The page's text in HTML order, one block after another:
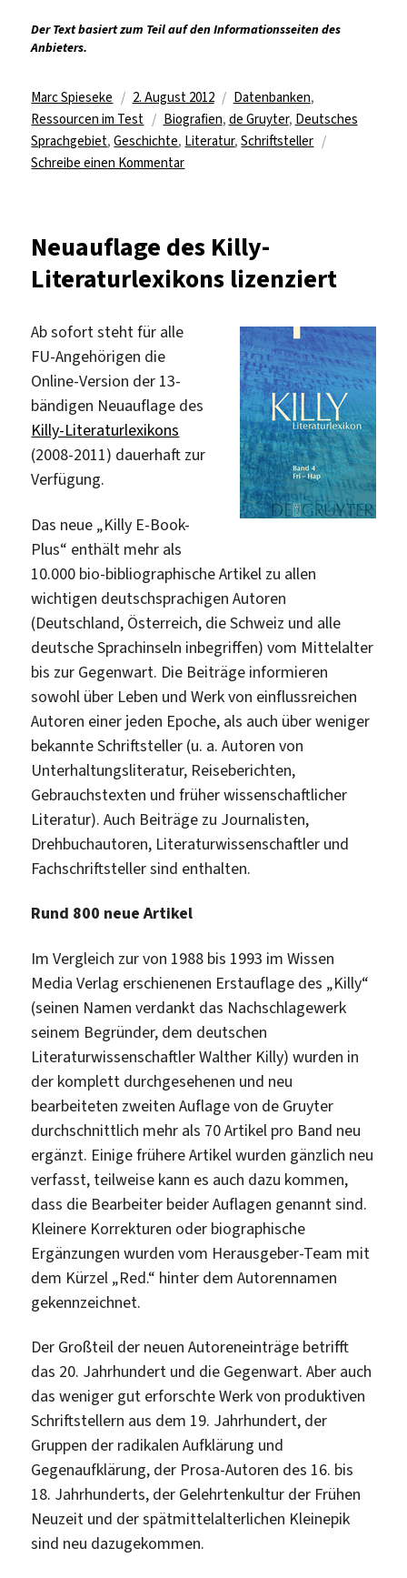
Der Text basiert zum Teil auf den Informationsseiten des
Anbieters.
Autor
Marc Spieseke
Veröffentlicht
am
2. August 2012 Kategorien
Datenbanken,
Ressourcen im Test
Schlagwörter
Biografien, de Gruyter, Deutsches
Sprachgebiet,Geschichte, Literatur,Schriftsteller
Schreibe einen Kommentarzu
Test
Neuauflage des Killy-
Literaturlexikons lizenziert
Ab sofort steht für alle
FU-Angehörigen die
Online-Version der 13-
bändigen Neuauflage des
Killy-Literaturlexikons
(2008-2011) dauerhaft zur
Verfügung.
Das neue „Killy E-Book-
Plus“ enthält mehr als
10.000 bio-bibliographische Artikel zu allen
wichtigen deutschsprachigen Autoren
(Deutschland, Österreich, die Schweiz und alle
deutsche Sprachinseln inbegriffen) vom Mittelalter
bis zur Gegenwart. Die Beiträge informieren
sowohl über Leben und Werk von einflussreichen
Autoren einer jeden Epoche, als auch über weniger
bekannte Schriftsteller (u. a. Autoren von
Unterhaltungsliteratur, Reiseberichten,
Gebrauchstexten und früher wissenschaftlicher
Literatur). Auch Beiträge zu Journalisten,
Drehbuchautoren, Literaturwissenschaftler und
Fachschriftsteller sind enthalten.
Rund 800 neue Artikel
Im Vergleich zur von 1988 bis 1993 im Wissen
Media Verlag erschienenen Erstauflage des „Killy“
(seinen Namen verdankt das Nachschlagewerk
seinem Begründer, dem deutschen
Literaturwissenschaftler Walther Killy) wurden in
der komplett durchgesehenen und neu
bearbeiteten zweiten Auflage von de Gruyter
durchschnittlich mehr als 70 Artikel pro Band neu
ergänzt. Einige frühere Artikel wurden gänzlich neu
verfasst, teilweise kann es auch dazu kommen,
dass die Bearbeiter beider Auflagen genannt sind.
Kleinere Korrekturen oder biographische
Ergänzungen wurden vom Herausgeber-Team mit
dem Kürzel „Red.“ hinter dem Autorennamen
gekennzeichnet.
Der Großteil der neuen Autoreneinträge betrifft
das 20. Jahrhundert und die Gegenwart. Aber auch
das weniger gut erforschte Werk von produktiven
Schriftstellern aus dem 19. Jahrhundert, der
Gruppen der radikalen Aufklärung und
Gegenaufklärung, der Prosa-Autoren des 16. bis
18. Jahrhunderts, der Gelehrtenkultur der Frühen
Neuzeit und der spätmittelalterlichen Kleinepik
sind neu dazugekommen.